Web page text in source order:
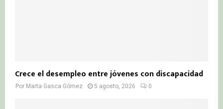
Crece el desempleo entre jóvenes con discapacidad
Por Marta Gasca Gómez 5 agosto, 2026 0